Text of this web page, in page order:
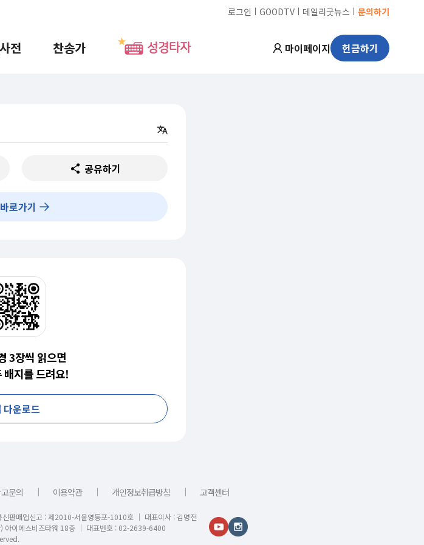
로그인 ㅣ GOODTV ㅣ 데일리굿뉴스 ㅣ 문의하기
전 찬송가 성경타자 마이페이지 헌금하기
공유하기
로가기
3장씩 읽으면
배지를 드려요!
다운로드
문의 ｜ 이용약관 ｜ 개인정보취급방침 ｜ 고객센터
판매업신고 : 제2010-서울영등포-1010호 │ 대표이사 : 김명전
아이에스비즈타워 18층 │ 대표번호 : 02-2639-6400